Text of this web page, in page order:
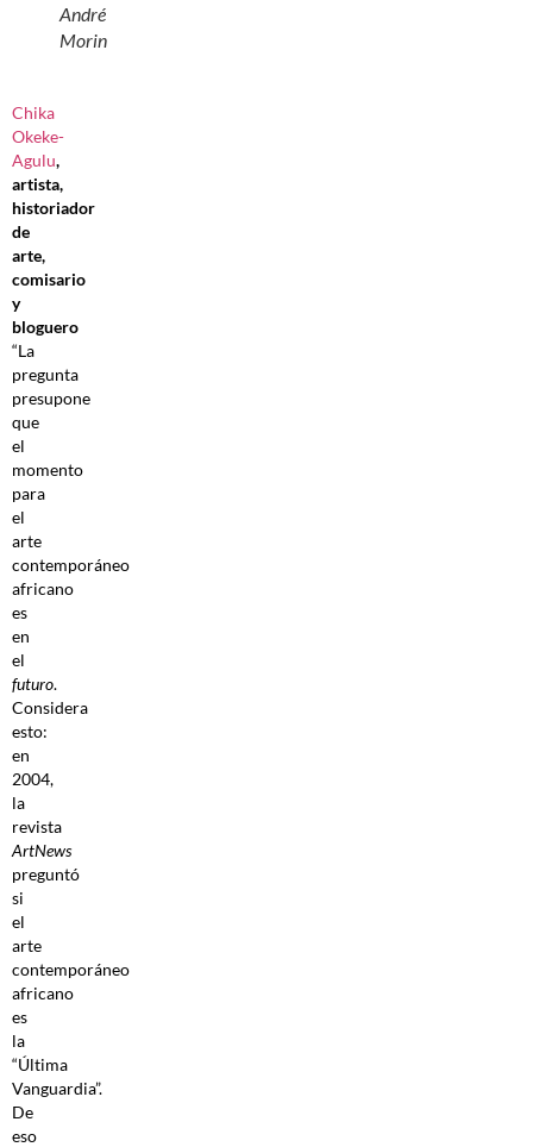
André
Morin
Chika
Okeke-
Agulu,
artista,
historiador
de
arte,
comisario
y
bloguero
“La
pregunta
presupone
que
el
momento
para
el
arte
contemporáneo
africano
es
en
el
futuro.
Considera
esto:
en
2004,
la
revista
ArtNews
preguntó
si
el
arte
contemporáneo
africano
es
la
“Última
Vanguardia”.
De
eso